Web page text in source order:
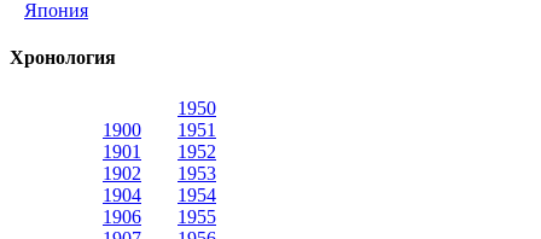
Япония
Хронология
1900
1901
1902
1904
1906
1950
1951
1952
1953
1954
1955